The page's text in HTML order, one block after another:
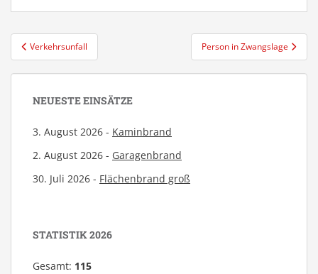
Beitragsnavigation
Verkehrsunfall Person in Zwangslage
NEUESTE EINSÄTZE
3. August 2026 - Kaminbrand
2. August 2026 - Garagenbrand
30. Juli 2026 - Flächenbrand groß
STATISTIK 2026
Gesamt: 115